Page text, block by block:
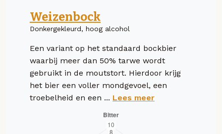
Weizenbock
Donkergekleurd, hoog alcohol
Een variant op het standaard bockbier
waarbij meer dan 50% tarwe wordt
gebruikt in de moutstort. Hierdoor krijg
het bier een voller mondgevoel, een
troebelheid en een ... Lees meer